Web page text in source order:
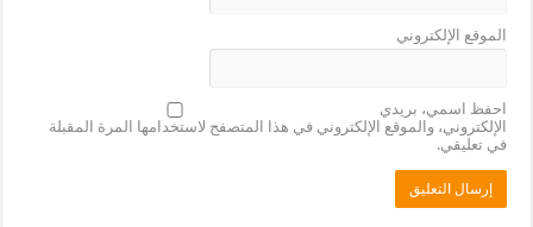
الموقع الإلكتروني
احفظ اسمي، بريدي
الإلكتروني، والموقع الإلكتروني في هذا المتصفح لاستخدامها المرة المقبلة
في تعليقي.